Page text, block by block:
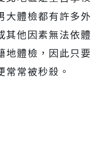
大體檢都有許多外
其他因素無法依體
地體檢，因此只要
常被秒殺。